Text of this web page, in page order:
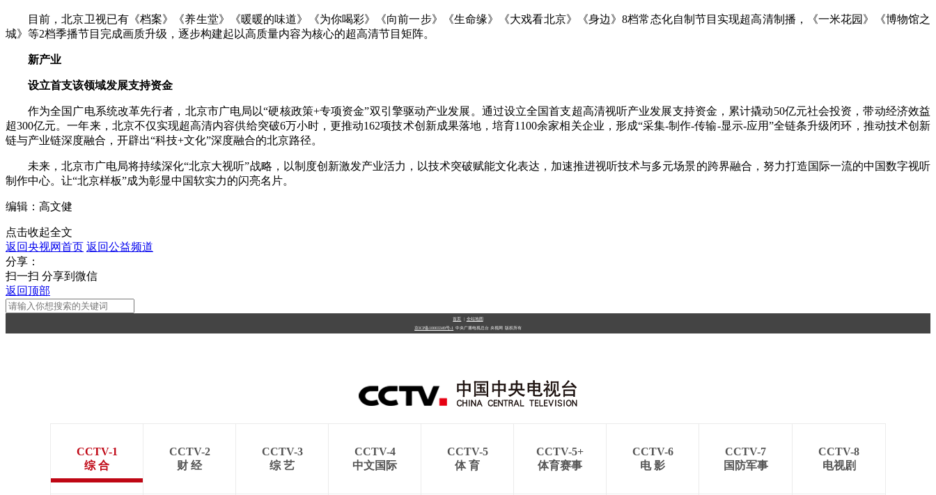
目前，北京卫视已有《档案》《养生堂》《暖暖的味道》《为你喝彩》《向前一步》《生命缘》《大戏看北京》《身边》8档常态化自制节目实现超高清制播，《一米花园》《博物馆之
城》等2档季播节目完成画质升级，逐步构建起以高质量内容为核心的超高清节目矩阵。
新产业
设立首支该领域发展支持资金
作为全国广电系统改革先行者，北京市广电局以“硬核政策+专项资金”双引擎驱动产业发展。通过设立全国首支超高清视听产业发展支持资金，累计撬动50亿元社会投资，带动经济效益
超300亿元。一年来，北京不仅实现超高清内容供给突破6万小时，更推动162项技术创新成果落地，培育1100余家相关企业，形成“采集-制作-传输-显示-应用”全链条升级闭环，推动技术创新
链与产业链深度融合，开辟出“科技+文化”深度融合的北京路径。
未来，北京市广电局将持续深化“北京大视听”战略，以制度创新激发产业活力，以技术突破赋能文化表达，加速推进视听技术与多元场景的跨界融合，努力打造国际一流的中国数字视听
制作中心。让“北京样板”成为彰显中国软实力的闪亮名片。
编辑：高文健
点击收起全文
返回央视网首页 返回公益频道
分享：
扫一扫 分享到微信
返回顶部
首页 全站地图
京ICP备10003349号-1 中央广播电视总台 央视网 版权所有
CCTV-1
综 合
CCTV-2
财 经
CCTV-3
综 艺
CCTV-4
中文国际
CCTV-5
体 育
CCTV-5+
体育赛事
CCTV-6
电 影
CCTV-7
国防军事
CCTV-8
电视剧